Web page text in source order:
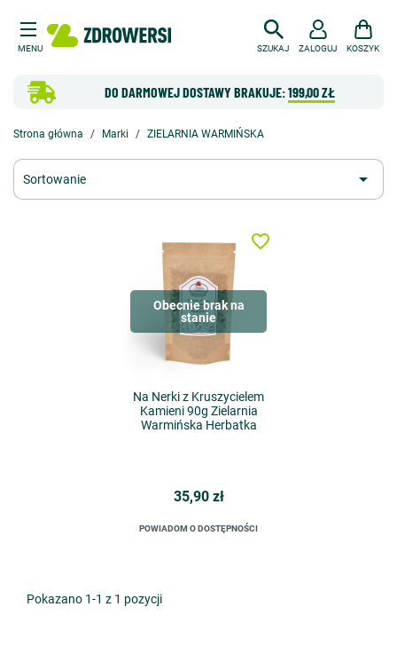
MENU SZUKAJ
DO DARMOWEJ DOSTAWY BRAKUJE:199,00 ZŁ
ZALOGUJ KOSZYK
Strona główna Marki ZIELARNIA WARMIŃSKA
Sortowanie 
Obecnie brak na
stanie
Na Nerki z Kruszycielem
Kamieni 90g Zielarnia
Warmińska Herbatka
35,90 zł
POWIADOM O DOSTĘPNOŚCI
favorite_border
Pokazano 1-1 z 1 pozycji